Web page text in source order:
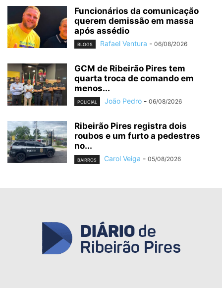
Funcionários da comunicação
querem demissão em massa
após assédio
BLOGS Rafael Ventura - 06/08/2026
GCM de Ribeirão Pires tem
quarta troca de comando em
menos...
POLICIAL João Pedro - 06/08/2026
Ribeirão Pires registra dois
roubos e um furto a pedestres
no...
BAIRROS Carol Veiga - 05/08/2026